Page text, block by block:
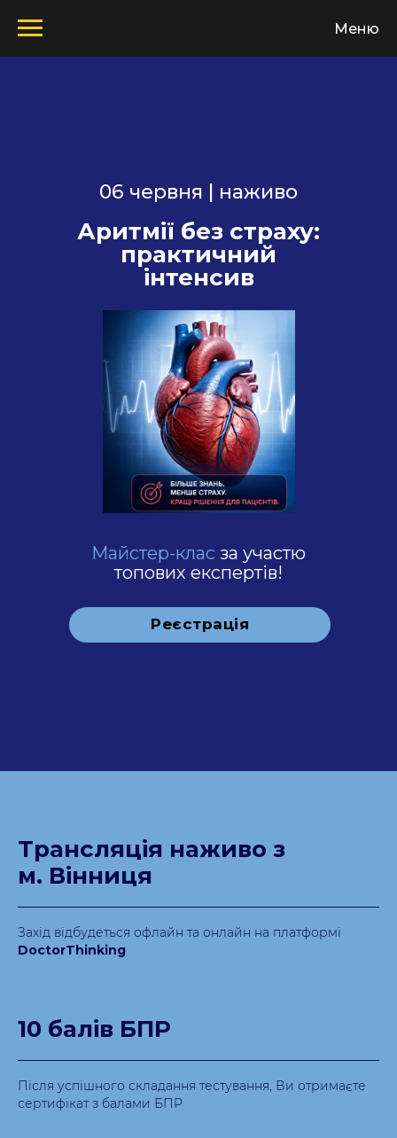
Меню
Аритмії без страху:
практичний
інтенсив
Реєстрація
Майстер-клас за участю
топових експертів!
06 червня | наживо
Трансляція наживо з
м. Вінниця
Захід відбудеться офлайн та онлайн на платформі
DoctorThinking
10 балів БПР
Після успішного складання тестування, Ви отримаєте
сертифікат з балами БПР